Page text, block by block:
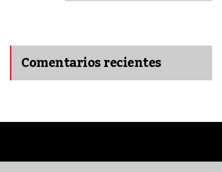
Comentarios recientes